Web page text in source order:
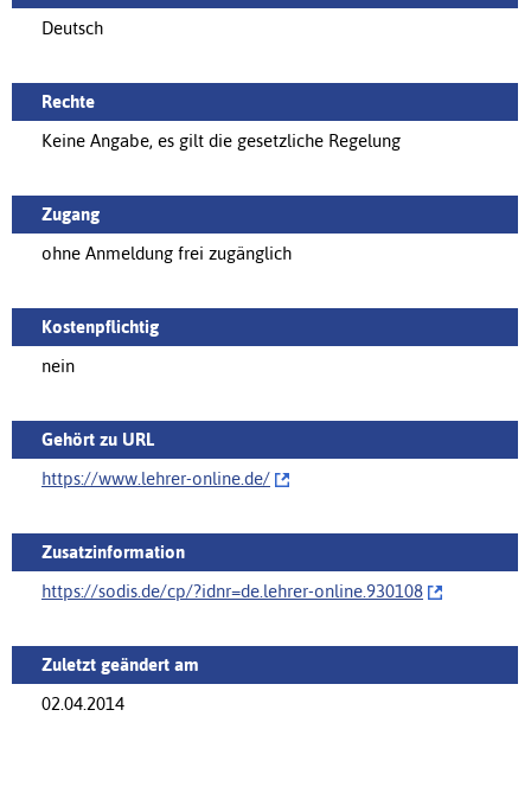
Deutsch
Rechte
Keine Angabe, es gilt die gesetzliche Regelung
Zugang
ohne Anmeldung frei zugänglich
Kostenpflichtig
nein
Gehört zu URL
https://www.lehrer-online.de/‌
Zusatzinformation
https://sodis.de/cp/‌?idnr=de.lehrer-online.930108
Zuletzt geändert am
02.04.2014